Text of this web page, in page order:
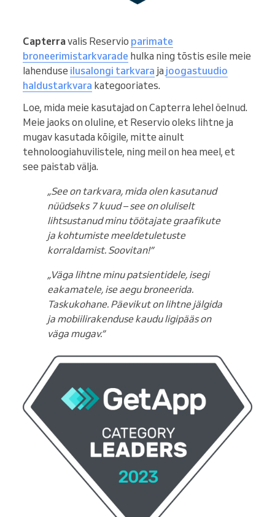
Capterravalis Reservio parimate
broneerimistarkvarade hulka ning tõstis esile meie
lahenduse ilusalongi tarkvara ja joogastuudio
haldustarkvara kategooriates.
Loe, mida meie kasutajad on Capterra lehel öelnud.
Meie jaoks on oluline, et Reservio oleks lihtne ja
mugav kasutada kõigile, mitte ainult
tehnoloogiahuvilistele, ning meil on hea meel, et
see paistab välja.
„See on tarkvara, mida olen kasutanud
nüüdseks 7 kuud – see on oluliselt
lihtsustanud minu töötajate graafikute
ja kohtumiste meeldetuletuste
korraldamist. Soovitan!”
„Väga lihtne minu patsientidele, isegi
eakamatele, ise aegu broneerida.
Taskukohane. Päevikut on lihtne jälgida
ja mobiilirakenduse kaudu ligipääs on
väga mugav.”